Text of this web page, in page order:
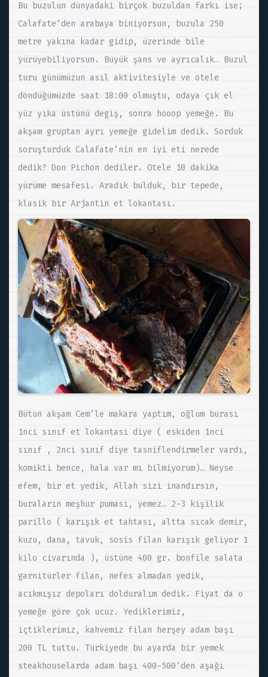
Bu buzulun dünyadaki birçok buzuldan farkı ise;
Calafate’den arabaya biniyorsun, buzula 250
metre yakına kadar gidip, üzerinde bile
yürüyebiliyorsun. Büyük şans ve ayrıcalık… Buzul
turu günümüzun asıl aktivitesiyle ve otele
döndüğümüzde saat 18:00 olmuştu, odaya çık el
yüz yıka üstünü degiş, sonra hooop yemeğe. Bu
akşam gruptan ayrı yemeğe gidelim dedik. Sorduk
soruşturduk Calafate’nin en iyi eti nerede
dedik? Don Pichon dediler. Otele 10 dakika
yürüme mesafesi. Aradık bulduk, bir tepede,
klasik bir Arjantin et lokantası.
Bütun akşam Cem’le makara yaptım, oğlum burası
1nci sınıf et lokantasi diye ( eskiden 1nci
sınıf , 2nci sınıf diye tasniflendirmeler vardı,
komikti bence, hala var mı bilmiyorum)… Neyse
efem, bir et yedik, Allah sizi inandırsın,
buraların meşhur puması, yemez… 2-3 kişilik
parillo ( karışık et tahtası, altta sıcak demir,
kuzu, dana, tavuk, sosis filan karışık geliyor 1
kilo civarında ), üstüne 400 gr. bonfile salata
garnitürler filan, nefes almadan yedik,
acıkmışız depoları dolduralım dedik. Fiyat da o
yemeğe göre çok ucuz. Yediklerimiz,
içtiklerimiz, kahvemiz filan herşey adam başı
200 TL tuttu. Türkiyede bu ayarda bir yemek
steakhouselarda adam başı 400-500’den aşağı